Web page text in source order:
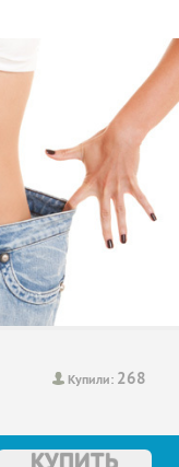
Купили: 268